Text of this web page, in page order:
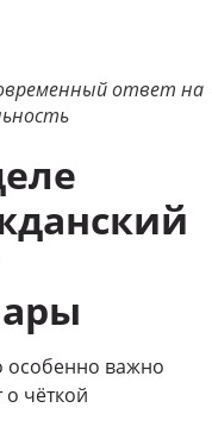
ответ на
особенно важно
чёткой